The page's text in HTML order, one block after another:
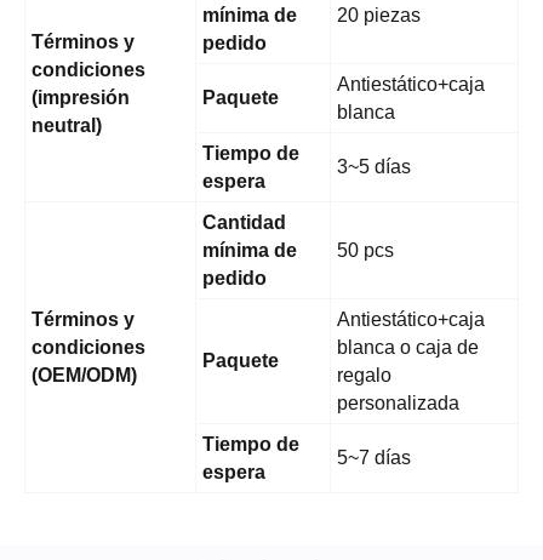
Términos y
condiciones
(impresión
neutral)
mínima de
pedido
20 piezas
Paquete
Antiestático+caja
blanca
Tiempo de
espera
3~5 días
Términos y
condiciones
(OEM/ODM)
Cantidad
mínima de
pedido
50 pcs
Paquete
Antiestático+caja
blanca o caja de
regalo
personalizada
Tiempo de
espera
5~7 días